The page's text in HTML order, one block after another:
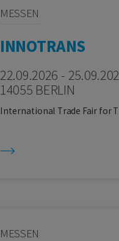
MESSEN
INNOTRANS
22.09.2026 -
14055 BERLIN
International Trade Fair for
MESSEN